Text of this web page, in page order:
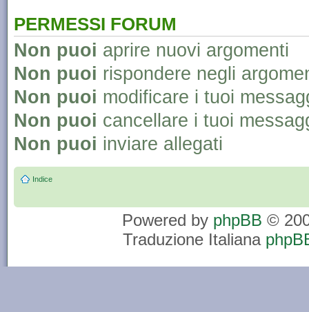
PERMESSI FORUM
Non puoi aprire nuovi argomenti
Non puoi rispondere negli
Non puoi modificare i tuoi
Non puoi cancellare i tuoi
Non puoi inviare allegati
Indice
Powered by phpBB ©
Traduzione Italiana